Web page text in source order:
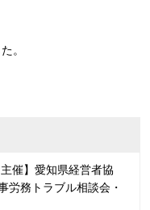
。
催】愛知県経営者協
務トラブル相談会・